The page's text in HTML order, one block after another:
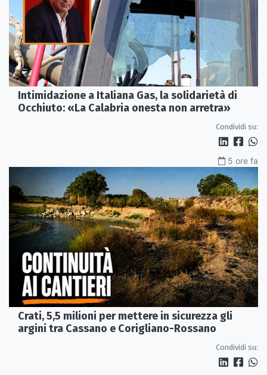
Intimidazione a Italiana Gas, la solidarietà di
Occhiuto: «La Calabria onesta non arretra»
Condividi su:
5 ore fa
Crati, 5,5 milioni per mettere in sicurezza gli
argini tra Cassano e Corigliano-Rossano
Condividi su: